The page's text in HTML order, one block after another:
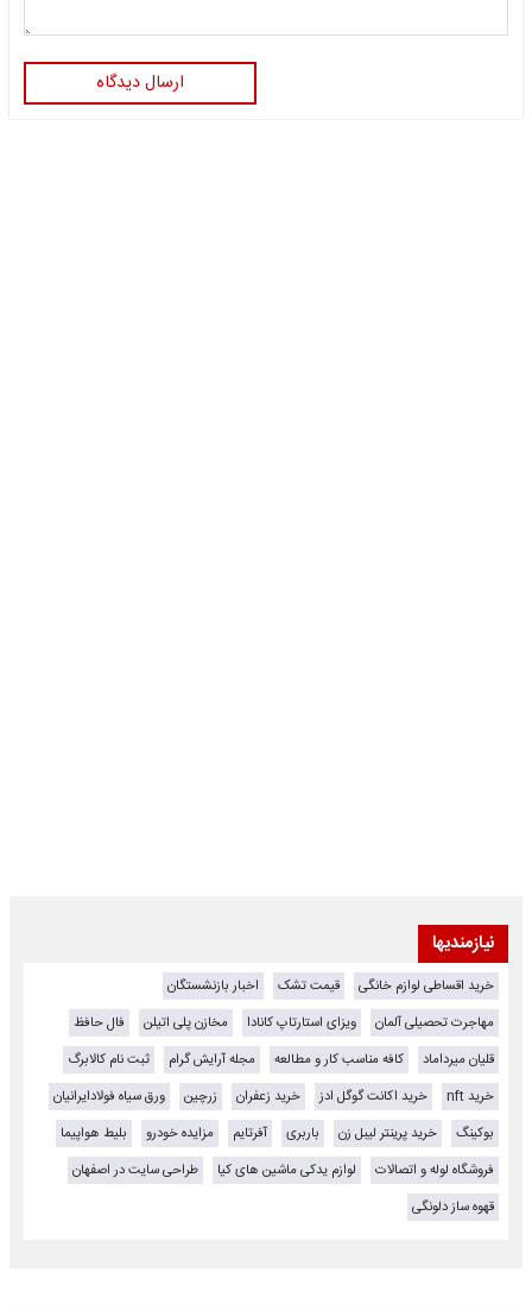
ارسال دیدگاه
نیازمندیها
خرید اقساطی لوازم خانگی قیمت تشک
اخبار بازنشستگان
مهاجرت تحصیلی آلمان
ویزای استارتاپ کانادا مخازن پلی اتیلن
فال حافظ
قلیان میرداماد
کافه مناسب کار و مطالعه مجله آرایش گرام
ثبت نام کالابرگ
خرید nft
خرید اکانت گوگل ادز خرید زعفران زرچین
ورق سیاه فولادایرانیان
بوکینگ
خرید پرینتر لیبل زن باربری آفرتایم مزایده خودرو
بلیط هواپیما
فروشگاه لوله و اتصالات
لوازم یدکی ماشین های کیا
طراحی سایت در اصفهان
قهوه ساز دلونگی